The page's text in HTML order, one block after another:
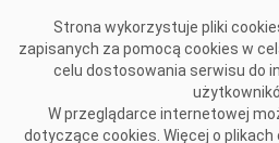
Strona wykorzystuje pliki
zapisanych za pomocą cookies w
celu dostosowania serwisu do
W przeglądarce internetowej
dotyczące cookies. Więcej o